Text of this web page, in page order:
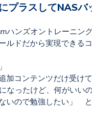
プラスしてNAS
ハンズオントレーニン
ルドだから実現できる
コンテンツだけ受けて
ったけど、何がいいの
いので勉強したい」 と